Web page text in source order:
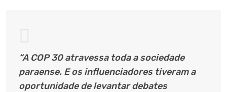
“A COP 30 atravessa toda a sociedade
paraense. E os influenciadores tiveram a
oportunidade de levantar debates